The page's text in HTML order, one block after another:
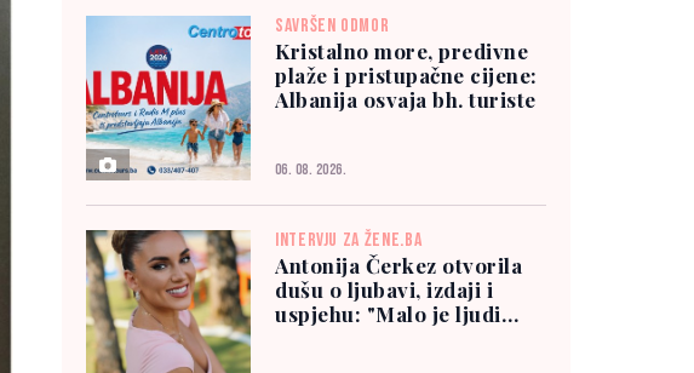
SAVRŠEN ODMOR
Kristalno more, predivne
plaže i pristupačne cijene:
Albanija osvaja bh. turiste
06. 08. 2026.
INTERVJU ZA ŽENE.BA
Antonija Čerkez otvorila
dušu o ljubavi, izdaji i
uspjehu: "Malo je ljudi